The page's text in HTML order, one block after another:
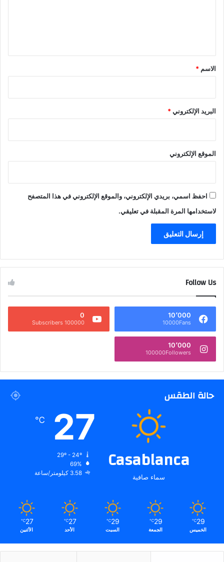
*
الاسم *
البريد الإلكتروني*
الموقع الإلكتروني
احفظ اسمي، بريدي الإلكتروني، والموقع الإلكتروني في هذا المتصفح
لاستخدامها المرة المقبلة في تعليقي.
Follow Us
10٬000
10000Fans
0
100000 Subscribers
10٬000
100000Followers
حالة الطقس
Casablanca
سماء صافية
27
℃
69%
3.58 كيلومتر/ساعة
29
℃
الخميس
29
℃
الجمعة
29
℃
السبت
27
℃
الأحد
27
℃
الأثنين